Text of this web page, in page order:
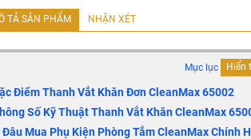
TẢ SẢN PHẨM NHẬN XÉT
Mục lục Hiển
Điểm Thanh Vắt Khăn Đơn CleanMax 65002
Số Kỹ Thuật Thanh Vắt Khăn CleanMax
Đâu Mua Phụ Kiện Phòng Tắm CleanMax Chính